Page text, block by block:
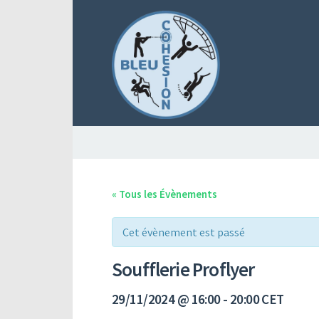
« Tous les Évènements
Cet évènement est passé
Soufflerie Proflyer
29/11/2024 @ 16:00- 20:00CET